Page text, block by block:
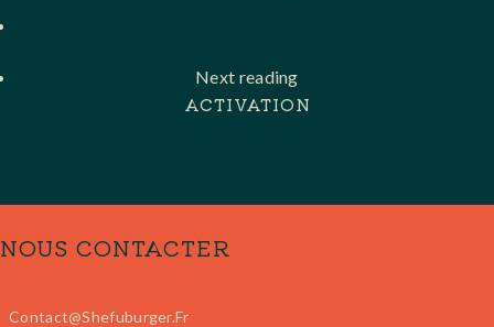
Next reading
ACTIVATION
NOUS CONTACTER
Contact@shefuburger.fr